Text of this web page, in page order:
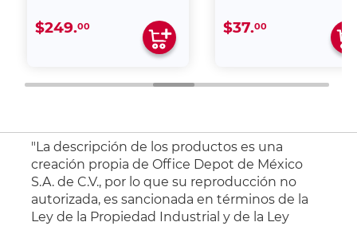
$249.00 $37.00
"La descripción de los productos es una
creación propia de Office Depot de México
S.A. de C.V., por lo que su reproducción no
autorizada, es sancionada en términos de la
Ley de la Propiedad Industrial y de la Ley